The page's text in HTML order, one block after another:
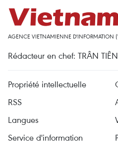
AGENCE VIETNAMIENNE D'INFORMATION
Rédacteur en chef: TRÂN
Propriété intellectuelle
RSS
Langues
Service d'information